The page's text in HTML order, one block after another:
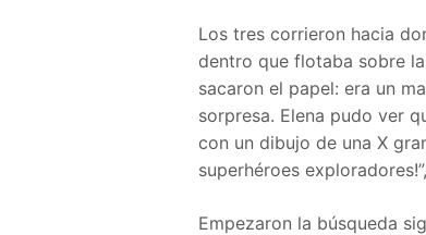
Los tres corrieron hacia
dentro que flotaba sobre
sacaron el papel: era un
sorpresa. Elena pudo ver
con un dibujo de una X
superhéroes
Empezaron la búsqueda